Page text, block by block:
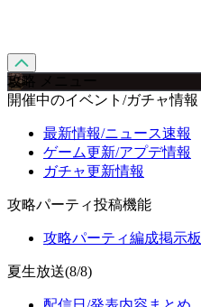
攻略 メニュー
開催中のイベント/ガチャ情報
最新情報/ニュース速報
ゲーム更新/アプデ情報
ガチャ更新情報
攻略パーティ投稿機能
攻略パーティ編成掲示板
夏生放送(8/8)